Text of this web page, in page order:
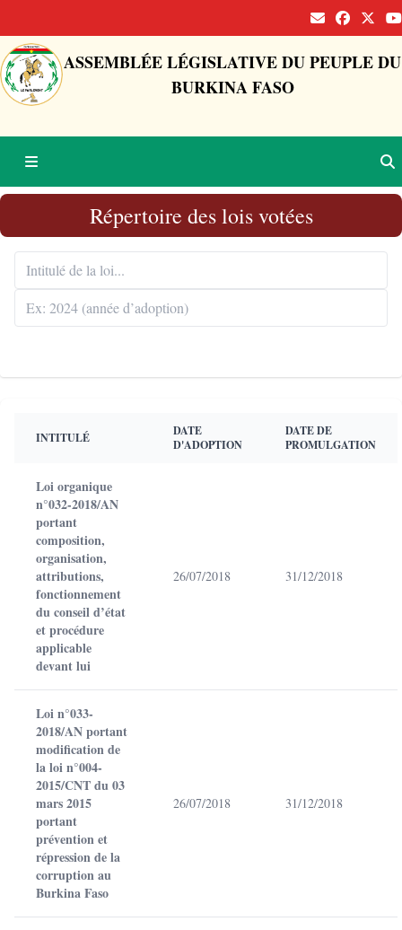
ASSEMBLÉE LÉGISLATIVE DU PEUPLE DU
BURKINA FASO
Répertoire des lois votées
INTITULÉ
DATE
D'ADOPTION
DATE DE
PROMULGATION
Loi organique
n°032-2018/AN
portant
composition,
organisation,
attributions,
fonctionnement
du conseil d’état
et procédure
applicable
devant lui
26/07/2018 31/12/2018
Loi n°033-
2018/AN portant
modification de
la loi n°004-
2015/CNT du 03
mars 2015
portant
prévention et
répression de la
corruption au
Burkina Faso
26/07/2018 31/12/2018